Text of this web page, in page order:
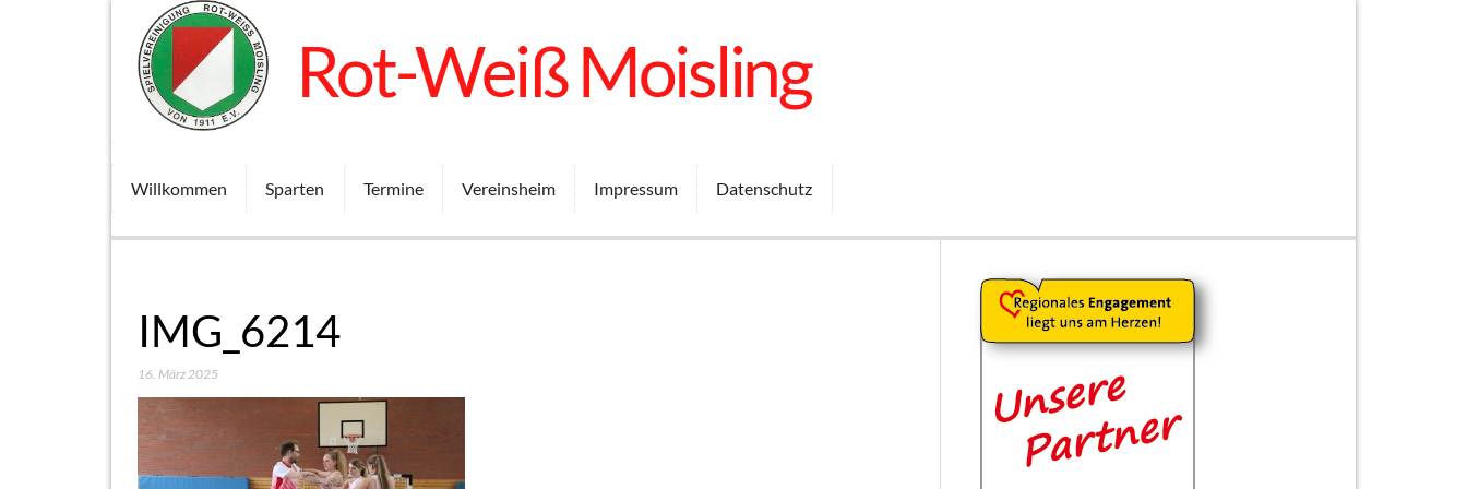
Rot-Weiß Moisling
Willkommen Sparten Termine Vereinsheim Impressum Datenschutz
IMG_6214
16. März 2025